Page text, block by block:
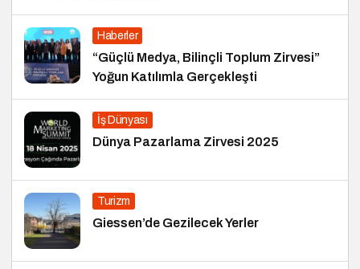
Haberler
“Güçlü Medya, Bilinçli Toplum Zirvesi”
Yoğun Katılımla Gerçekleşti
İş Dünyası
Dünya Pazarlama Zirvesi 2025
Turizm
Giessen’de Gezilecek Yerler